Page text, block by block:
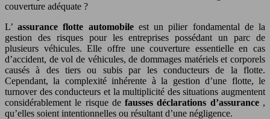
couverture adéquate ?
L’assurance flotte automobile est un pilier fondamental de la
gestion des risques pour les entreprises possédant un parc de
plusieurs véhicules. Elle offre une couverture essentielle en cas
d’accident, de vol de véhicules, de dommages matériels et corporels
causés à des tiers ou subis par les conducteurs de la flotte.
Cependant, la complexité inhérente à la gestion d’une flotte, le
turnover des conducteurs et la multiplicité des situations augmentent
considérablement le risque defausses déclarations d’assurance ,
qu’elles soient intentionnelles ou résultant d’une négligence.